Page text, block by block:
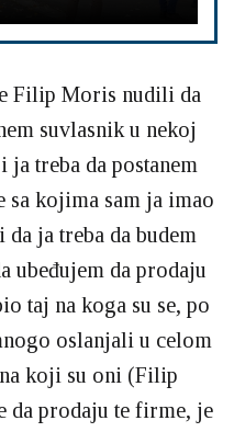
Filip Moris nudili da
suvlasnik u nekoj
treba da postanem
sa kojima sam ja imao
ja treba da budem
ubeđujem da prodaju
taj na koga su se, po
oslanjali u celom
koji su oni (Filip
da prodaju te firme, je